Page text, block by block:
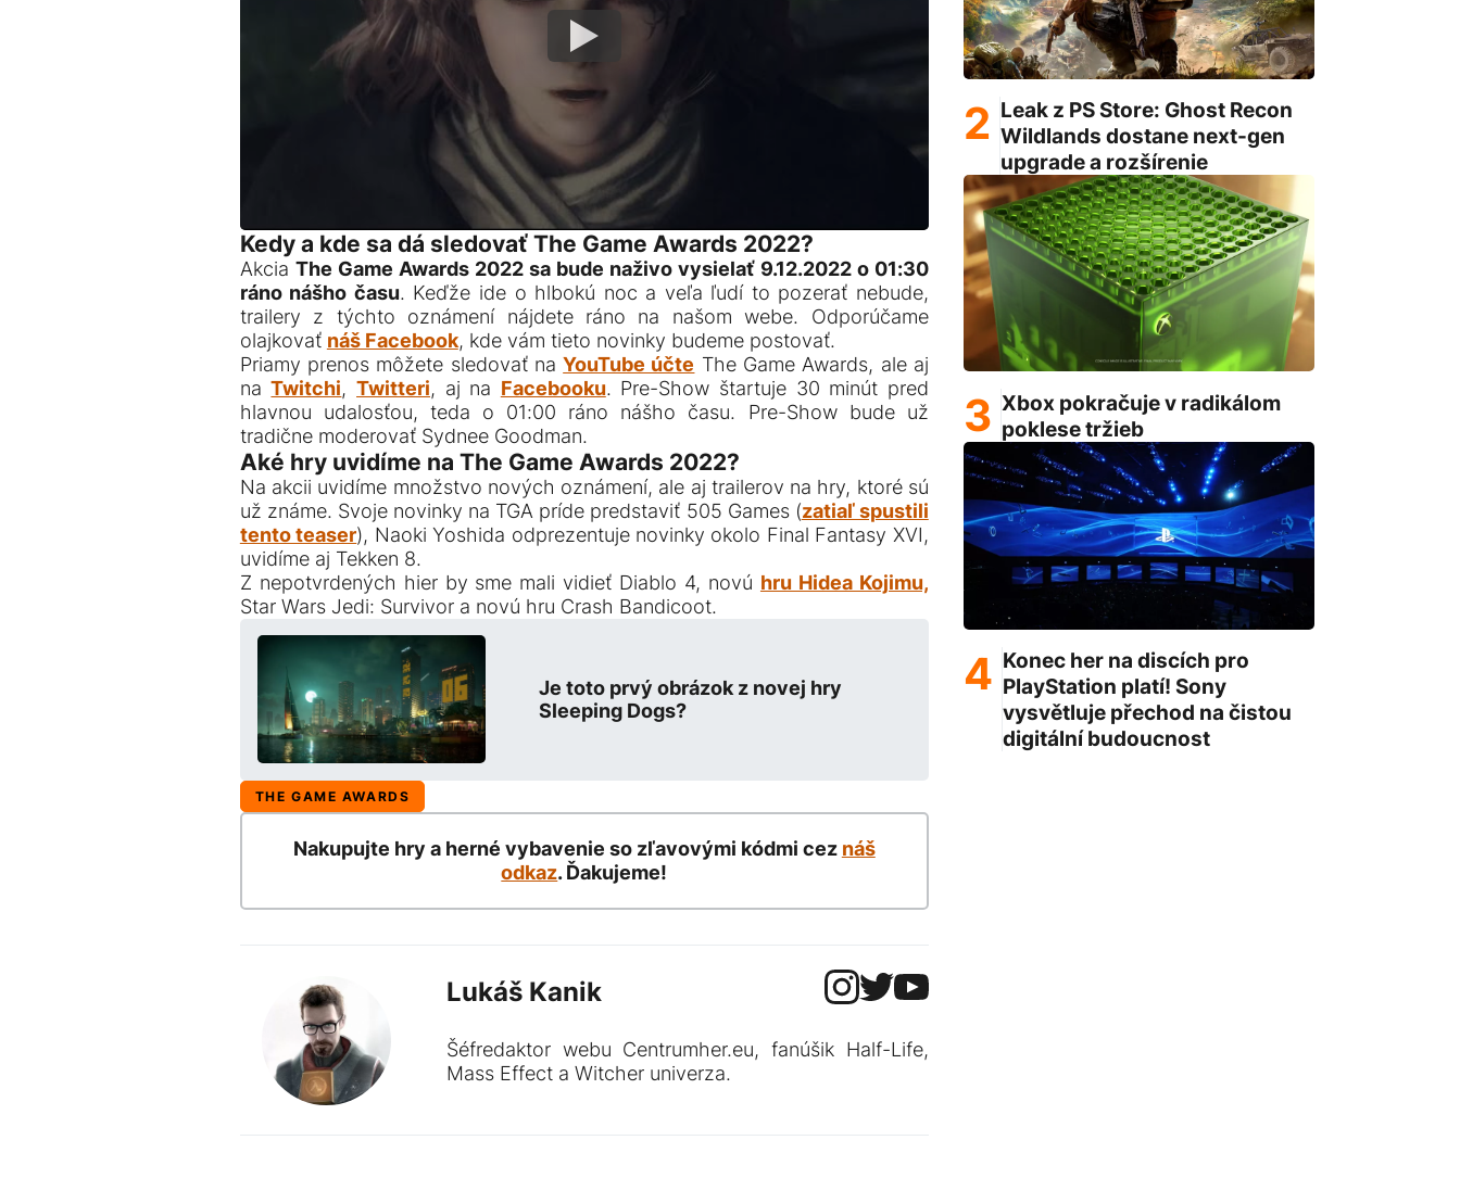
Kedy a kde sa dá sledovať The Game Awards 2022?
Akcia The Game Awards 2022 sa bude naživo vysielať 9.12.2022 o 01:30
ráno nášho času. Keďže ide o hlbokú noc a veľa ľudí to pozerať nebude,
trailery z týchto oznámení nájdete ráno na našom webe. Odporúčame
olajkovať náš Facebook, kde vám tieto novinky budeme postovať.
Priamy prenos môžete sledovať naYouTube účte The Game Awards, ale aj
naTwitchi,Twitteri, aj na Facebooku. Pre-Show štartuje 30 minút pred
hlavnou udalosťou, teda o 01:00 ráno nášho času. Pre-Show bude už
tradične moderovať Sydnee Goodman.
Aké hry uvidíme na The Game Awards 2022?
Na akcii uvidíme množstvo nových oznámení, ale aj trailerov na hry, ktoré sú
už známe. Svoje novinky na TGA príde predstaviť 505 Games (zatiaľ spustili
tento teaser), Naoki Yoshida odprezentuje novinky okolo Final Fantasy XVI,
uvidíme aj Tekken 8.
Z nepotvrdených hier by sme mali vidieť Diablo 4, novú hru Hidea Kojimu,
Star Wars Jedi: Survivor a novú hru Crash Bandicoot.
Je toto prvý obrázok z novej hry
Sleeping Dogs?
THE GAME AWARDS
Nakupujte hry a herné vybavenie so zľavovými kódmi cez náš
odkaz. Ďakujeme!
Lukáš Kanik
Šéfredaktor webu Centrumher.eu, fanúšik Half-Life,
Mass Effect a Witcher univerza.
Leak z PS Store: Ghost Recon
Wildlands dostane next-gen
upgrade a rozšírenie
Xbox pokračuje v radikálom
poklese tržieb
Konec her na discích pro
PlayStation platí! Sony
vysvětluje přechod na čistou
digitální budoucnost